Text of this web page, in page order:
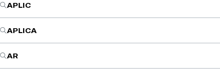
APLIC
APLICA
AR